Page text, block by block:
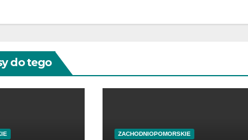
do tego
ZACHODNIOPOMORSKIE